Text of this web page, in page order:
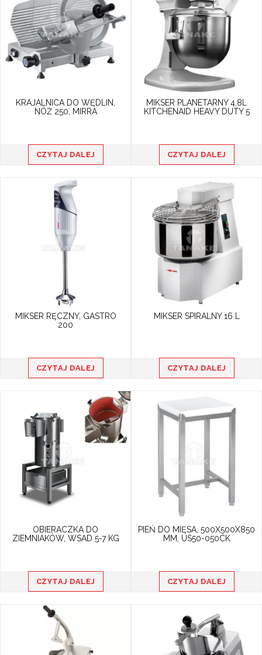
KRAJALNICA DO WĘDLIN,
NÓŻ 250, MIRRA
CZYTAJ DALEJ
MIKSER PLANETARNY 4,8L
KITCHENAID HEAVY DUTY 5
CZYTAJ DALEJ
MIKSER RĘCZNY, GASTRO
200
CZYTAJ DALEJ
MIKSER SPIRALNY 16 L
CZYTAJ DALEJ
OBIERACZKA DO
ZIEMNIAKÓW, WSAD 5-7 KG
CZYTAJ DALEJ
PIEŃ DO MIĘSA, 500X500X850
MM, US50-050CK
CZYTAJ DALEJ